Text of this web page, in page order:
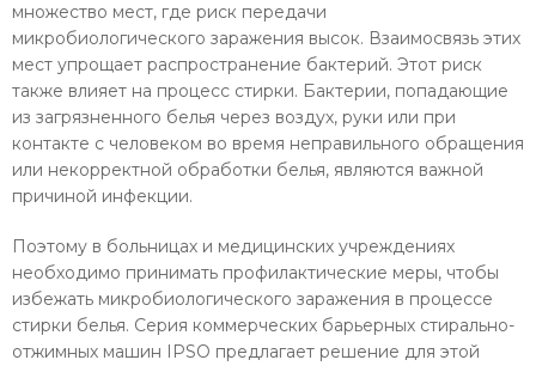
множество мест, где риск передачи
микробиологического заражения высок. Взаимосвязь этих
мест упрощает распространение бактерий. Этот риск
также влияет на процесс стирки. Бактерии, попадающие
из загрязненного белья через воздух, руки или при
контакте с человеком во время неправильного обращения
или некорректной обработки белья, являются важной
причиной инфекции.
Поэтому в больницах и медицинских учреждениях
необходимо принимать профилактические меры, чтобы
избежать микробиологического заражения в процессе
стирки белья. Серия коммерческих барьерных стирально-
отжимных машин IPSO предлагает решение для этой